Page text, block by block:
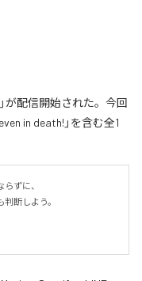
が配信開始された。今回
in death!」を含む全1
ずに、
断しよう。